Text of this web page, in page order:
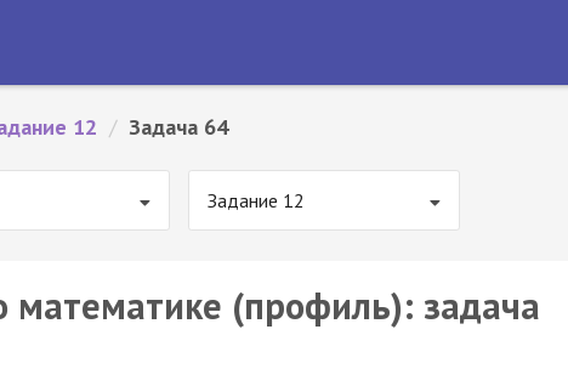
12 / Задача 64
Задание 12
математике (профиль): задача